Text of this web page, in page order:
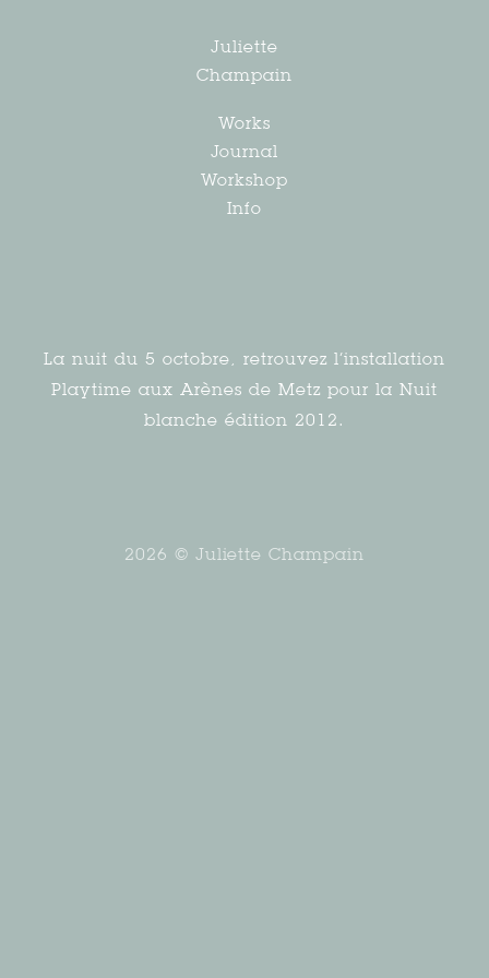
Works
Journal
Juliette
Champain
Workshop
Info
La nuit du 5 octobre, retrouvez l’installation
Playtime aux Arènes de Metz pour la Nuit
blanche édition 2012.
2026 © Juliette Champain